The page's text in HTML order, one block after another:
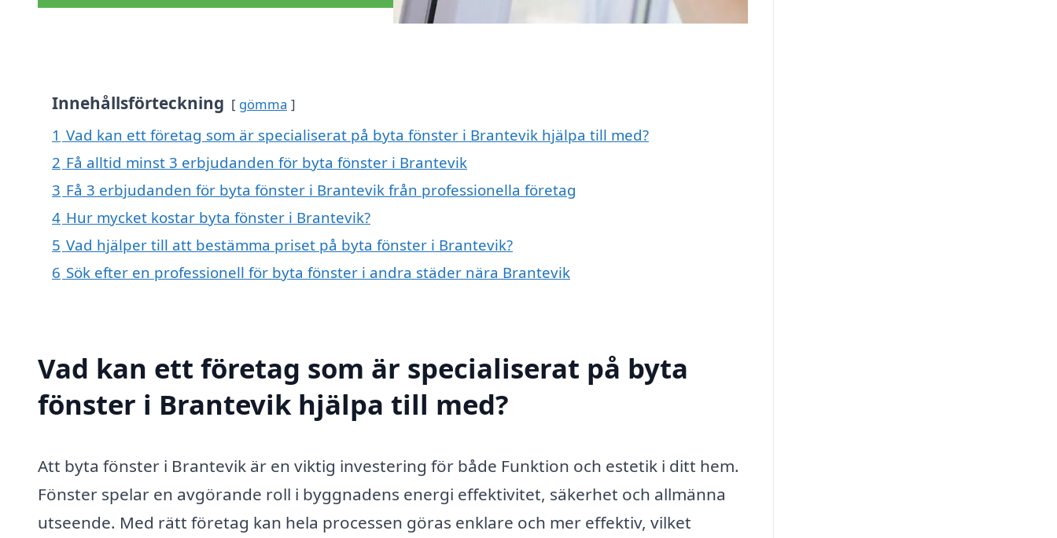
Innehållsförteckning gömma
1 Vad kan ett företag som är specialiserat på byta fönster i Brantevik hjälpa till med?
2 Få alltid minst 3 erbjudanden för byta fönster i Brantevik
3 Få 3 erbjudanden för byta fönster i Brantevik från professionella företag
4 Hur mycket kostar byta fönster i Brantevik?
5 Vad hjälper till att bestämma priset på byta fönster i Brantevik?
6 Sök efter en professionell för byta fönster i andra städer nära Brantevik
Vad kan ett företag som är specialiserat på byta
fönster i Brantevik hjälpa till med?
Att byta fönster i Brantevik är en viktig investering för både Funktion och estetik i ditt hem.
Fönster spelar en avgörande roll i byggnadens energi effektivitet, säkerhet och allmänna
utseende. Med rätt företag kan hela processen göras enklare och mer effektiv, vilket